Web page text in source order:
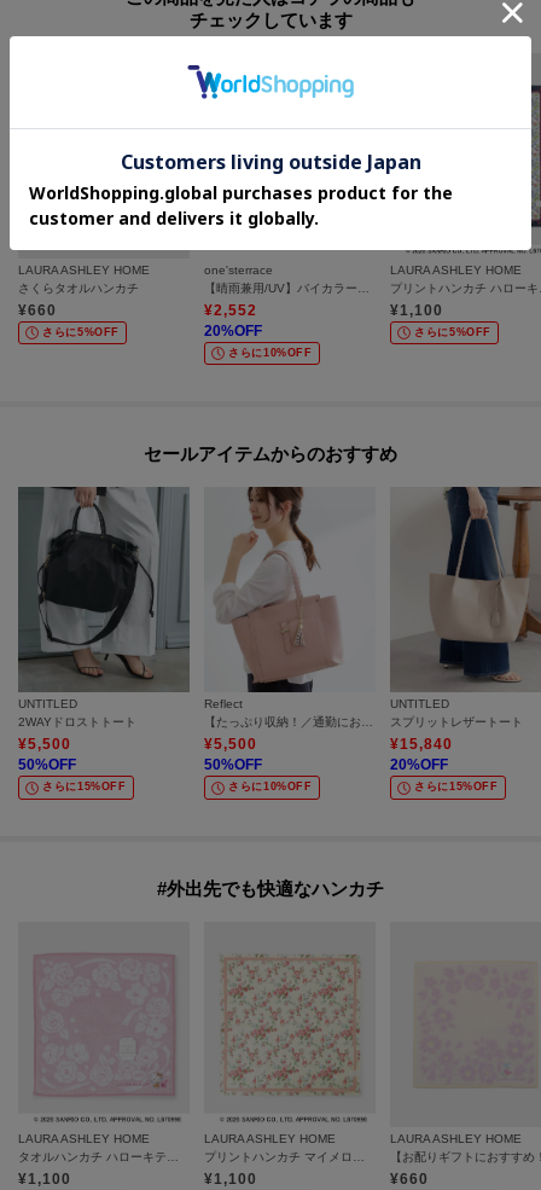
チェックしています
LAURA ASHLEY HOME
さくらタオルハンカチ
¥660
さらに5%OFF
one'sterrace
¥2,552
20%OFF
さらに10%OFF
LAURA ASHLEY HOME
¥1,100
さらに5%OFF
セールアイテムからのおすすめ
UNTITLED
2WAYドロストトート
¥5,500
50%OFF
さらに15%OFF
Reflect
【たっぷり収納！／通勤におすすめ】’26春夏毎日バッグ
¥5,500
50%OFF
さらに10%OFF
UNTITLED
スプリットレザートート
¥15,840
20%OFF
さらに15%OFF
#外出先でも快適なハンカチ
LAURA ASHLEY HOME
¥1,100
LAURA ASHLEY HOME
¥1,100
LAURA ASHLEY HOME
¥660